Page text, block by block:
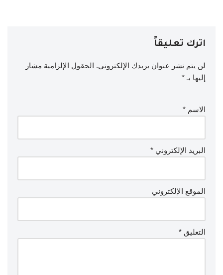
اترك تعليقاً
لن يتم نشر عنوان بريدك الإلكتروني. الحقول الإلزامية مشار
إليها بـ *
الاسم *
البريد الإلكتروني *
الموقع الإلكتروني
التعليق *